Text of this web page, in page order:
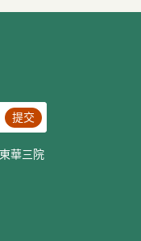
提交
華三院